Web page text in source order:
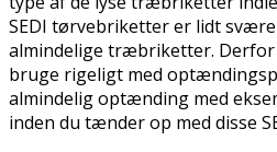
SEDI tørvebriketter er lidt
almindelige træbriketter. Derfor
bruge rigeligt med
almindelig optænding med
inden du tænder op med disse